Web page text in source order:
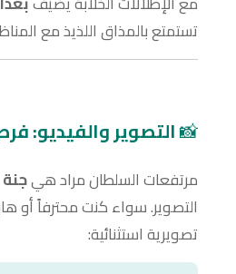
تستمتع بالمذاق اللذيذ مع
📸التصوير والفيديو:
مرتفعات السلطان مراد هي
التصوير. سواء كنت محترفاً أو
تصويرية استثنائية: